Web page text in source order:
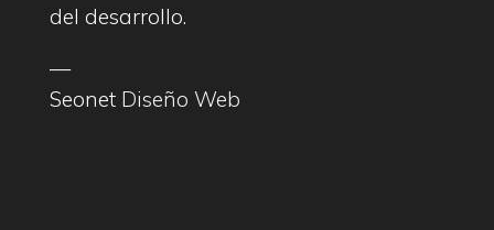
del desarrollo.
—
Seonet Diseño Web